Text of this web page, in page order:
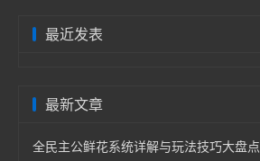
最近发表
最新文章
全民主公鲜花系统详解与玩法技巧大盘点